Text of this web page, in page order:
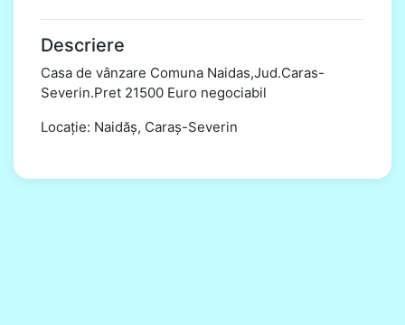
Descriere
Casa de vânzare Comuna Naidas,Jud.Caras-
Severin.Pret 21500 Euro negociabil
Locație: Naidăș, Caraș-Severin